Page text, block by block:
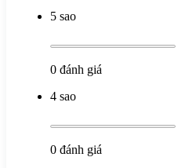
5 sao
0 đánh giá
4 sao
0 đánh giá